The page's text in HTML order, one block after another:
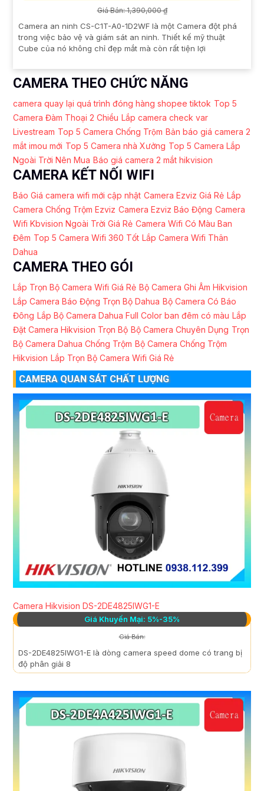
Giá Bán: 1,390,000 ₫
Camera an ninh CS-C1T-A0-1D2WF là một Camera đột phá
trong việc bảo vệ và giám sát an ninh. Thiết kế mỹ thuật
Cube của nó không chỉ đẹp mắt mà còn rất tiện lợi
CAMERA THEO CHỨC NĂNG
camera quay lại quá trình đóng hàng shopee tiktok Top 5
Camera Đàm Thoại 2 Chiều Lắp camera check var
Livestream Top 5 Camera Chống Trộm Bản báo giá camera 2
mắt imou mới Top 5 Camera nhà Xưởng Top 5 Camera Lắp
Ngoài Trời Nên Mua Báo giá camera 2 mắt hikvision
CAMERA KẾT NỐI WIFI
Báo Giá camera wifi mới cập nhật Camera Ezviz Giá Rẻ Lắp
Camera Chống Trộm Ezviz Camera Ezviz Báo Động Camera
Wifi Kbvision Ngoài Trời Giá Rẻ Camera Wifi Có Màu Ban
Đêm Top 5 Camera Wifi 360 Tốt Lắp Camera Wifi Thân
Dahua
CAMERA THEO GÓI
Lắp Trọn Bộ Camera Wifi Giá Rẻ Bộ Camera Ghi Âm Hikvision
Lắp Camera Báo Động Trọn Bộ Dahua Bộ Camera Có Báo
Đông Lắp Bộ Camera Dahua Full Color ban đêm có màu Lắp
Đặt Camera Hikvision Trọn Bộ Bộ Camera Chuyên Dụng Trọn
Bộ Camera Dahua Chống Trộm Bộ Camera Chống Trộm
Hikvision Lắp Trọn Bộ Camera Wifi Giá Rẻ
CAMERA QUAN SÁT CHẤT LƯỢNG
Camera Hikvision DS-2DE4825IWG1-E
Giá Khuyến Mại: 5%-35%
Giá Bán:
DS-2DE4825IWG1-E là dòng camera speed dome có trang bị
độ phân giải 8